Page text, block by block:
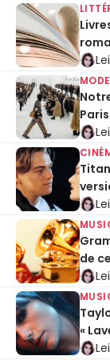
MODE
de
«
son